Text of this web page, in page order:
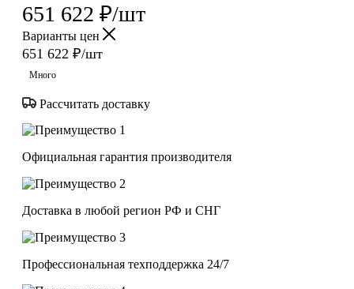
651 622 ₽/шт
Варианты цен
651 622 ₽/шт
Много
Рассчитать доставку
Официальная гарантия производителя
Доставка в любой регион РФ и СНГ
Профессиональная техподдержка 24/7